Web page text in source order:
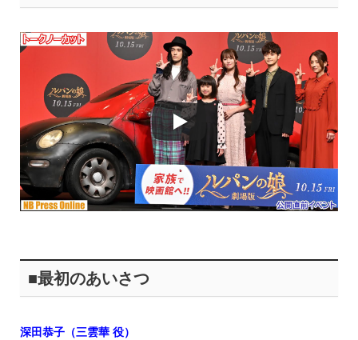
■最初のあいさつ
深田恭子（三雲華 役）